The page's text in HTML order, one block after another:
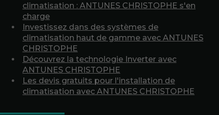
climatisation : ANTUNES CHRISTOPHE s'en
charge
Investissez dans des systèmes de
climatisation haut de gamme avec ANTUNES
CHRISTOPHE
Découvrez la technologie Inverter avec
ANTUNES CHRISTOPHE
Les devis gratuits pour l'installation de
climatisation avec ANTUNES CHRISTOPHE